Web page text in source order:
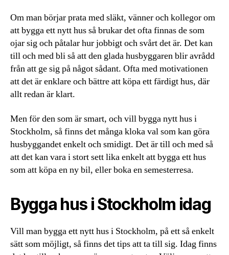
Om man börjar prata med släkt, vänner och kollegor om
att bygga ett nytt hus så brukar det ofta finnas de som
ojar sig och påtalar hur jobbigt och svårt det är. Det kan
till och med bli så att den glada husbyggaren blir avrådd
från att ge sig på något sådant. Ofta med motivationen
att det är enklare och bättre att köpa ett färdigt hus, där
allt redan är klart.
Men för den som är smart, och vill bygga nytt hus i
Stockholm, så finns det många kloka val som kan göra
husbyggandet enkelt och smidigt. Det är till och med så
att det kan vara i stort sett lika enkelt att bygga ett hus
som att köpa en ny bil, eller boka en semesterresa.
Bygga hus i Stockholm idag
Vill man bygga ett nytt hus i Stockholm, på ett så enkelt
sätt som möjligt, så finns det tips att ta till sig. Idag finns